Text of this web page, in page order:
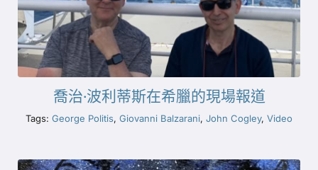
喬治·波利蒂斯在希臘的現場報道
Tags: George Politis, Giovanni Balzarani, John Cogley, Video